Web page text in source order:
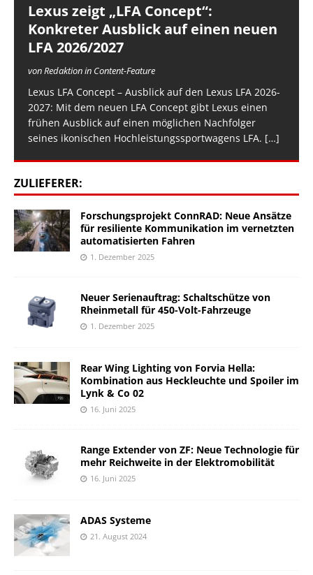
Lexus zeigt „LFA Concept“:
Konkreter Ausblick auf einen neuen
LFA 2026/2027
von Redaktion in Content-Feature
Lexus LFA Concept – Ausblick auf den Lexus LFA 2026-
2027: Mit dem neuen LFA Concept gibt Lexus einen
frühen Ausblick auf einen möglichen Nachfolger
seines ikonischen Hochleistungssportwagens LFA. […]
ZULIEFERER:
Forschungsprojekt ConnRAD: Neue Ansätze
für resiliente Kommunikation im vernetzten
automatisierten Fahren
1. Dezember 2025
Neuer Serienauftrag: Schaltschütze von
Rheinmetall für 450-Volt-Fahrzeuge
1. Dezember 2025
Rear Wing Lighting von Forvia Hella:
Kombination aus Heckleuchte und Spoiler im
Lynk & Co 02
16. Juni 2025
Range Extender von ZF: Neue Technologie für
mehr Reichweite in der Elektromobilität
16. Juni 2025
ADAS Systeme
21. August 2024